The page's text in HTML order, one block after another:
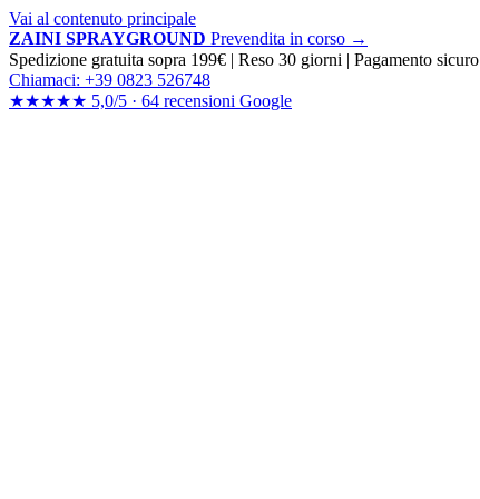
Vai al contenuto principale
ZAINI SPRAYGROUND Prevendita in corso →
Spedizione gratuita sopra 199€ | Reso 30 giorni | Pagamento sicuro
Chiamaci: +39 0823 526748
★★★★★ 5,0/5 · 64 recensioni Google